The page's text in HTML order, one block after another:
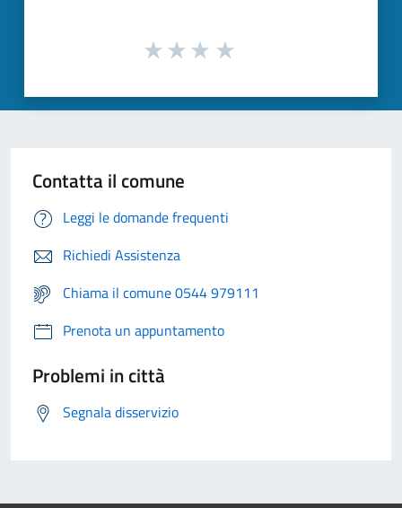
Contatta il comune
Leggi le domande frequenti
Richiedi Assistenza
Chiama il comune 0544 979111
Prenota un appuntamento
Problemi in città
Segnala disservizio